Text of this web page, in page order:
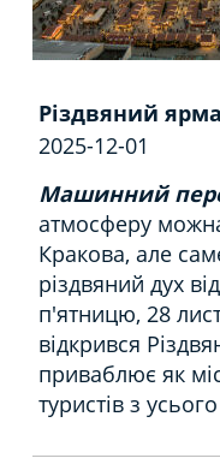
Різдвяний
2025-12-01
Машинний
атмосферу
Кракова, але
різдвяний дух
п'ятницю, 28
відкрився
приваблює як
туристів з усього